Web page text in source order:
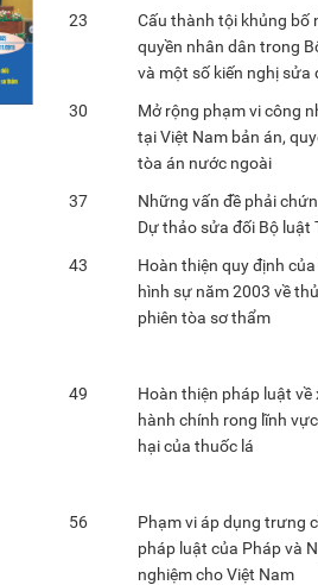
23
Cấu thành tội khủng bố
quyền nhân dân trong
và một số kiến nghị sửa
30
Mở rộng phạm vi công
tại Việt Nam bản án,
tòa án nước ngoài
37
Những vấn đề phải
Dự thảo sửa đối Bộ luật
43
Hoàn thiện quy định
hình sự năm 2003 về
phiên tòa sơ thẩm
49
Hoàn thiện pháp luật
hành chính rong lĩnh
hại của thuốc lá
56
Phạm vi áp dụng trưng
pháp luật của Pháp và
nghiệm cho Việt Nam